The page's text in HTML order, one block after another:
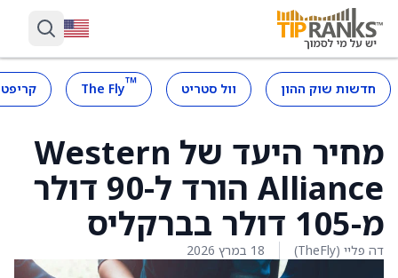
חדשות שוק ההון וול סטריט ™
The Fly
מחיר היעד של Western
Alliance הורד ל-90 דולר
מ-105 דולר בברקליס
דה פליי (TheFly) 18 במרץ 2026